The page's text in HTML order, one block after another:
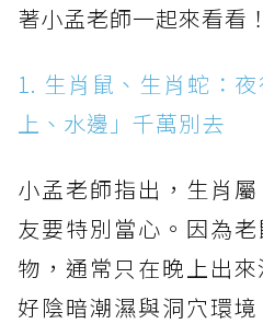
著小孟老師一起來看看！
1. 生肖鼠、生肖蛇：
上、水邊」千萬別去
小孟老師指出，生肖
友要特別當心。因為
物，通常只在晚上出
好陰暗潮濕與洞穴環